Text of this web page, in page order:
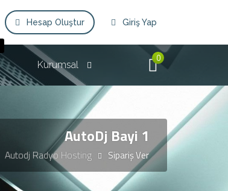
Giriş Yap
Hesap Oluştur
Kurumsal
0
AutoDj Bayi 1
Autodj Radyo Hosting Sipariş Ver